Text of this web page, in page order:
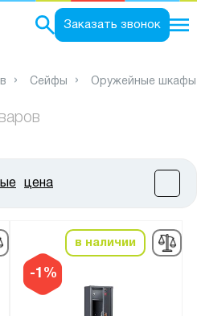
Заказать звонок
Сейфы Оружейные
цена
-1%
в наличии